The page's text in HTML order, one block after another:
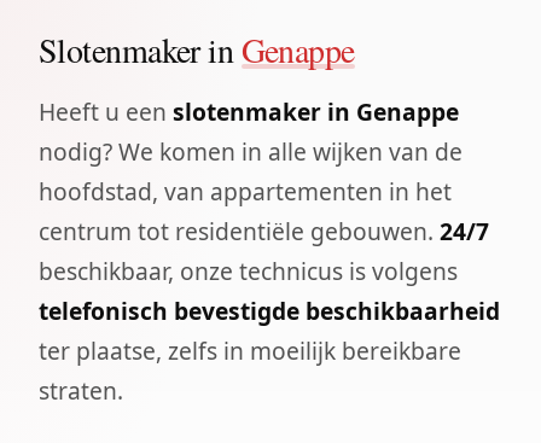
Slotenmaker inGenappe
Heeft u een slotenmaker in Genappe
nodig? We komen in alle wijken van de
hoofdstad, van appartementen in het
centrum tot residentiële gebouwen. 24/7
beschikbaar, onze technicus is volgens
telefonisch bevestigde beschikbaarheid
ter plaatse, zelfs in moeilijk bereikbare
straten.